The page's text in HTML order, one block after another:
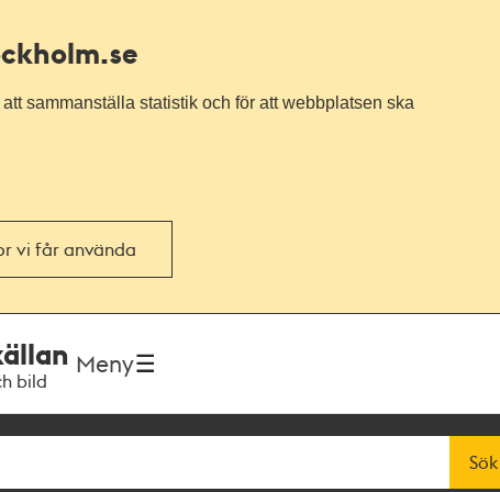
sammanställa statistik och för att webbplatsen ska
vi får använda
bild
Meny
Sök